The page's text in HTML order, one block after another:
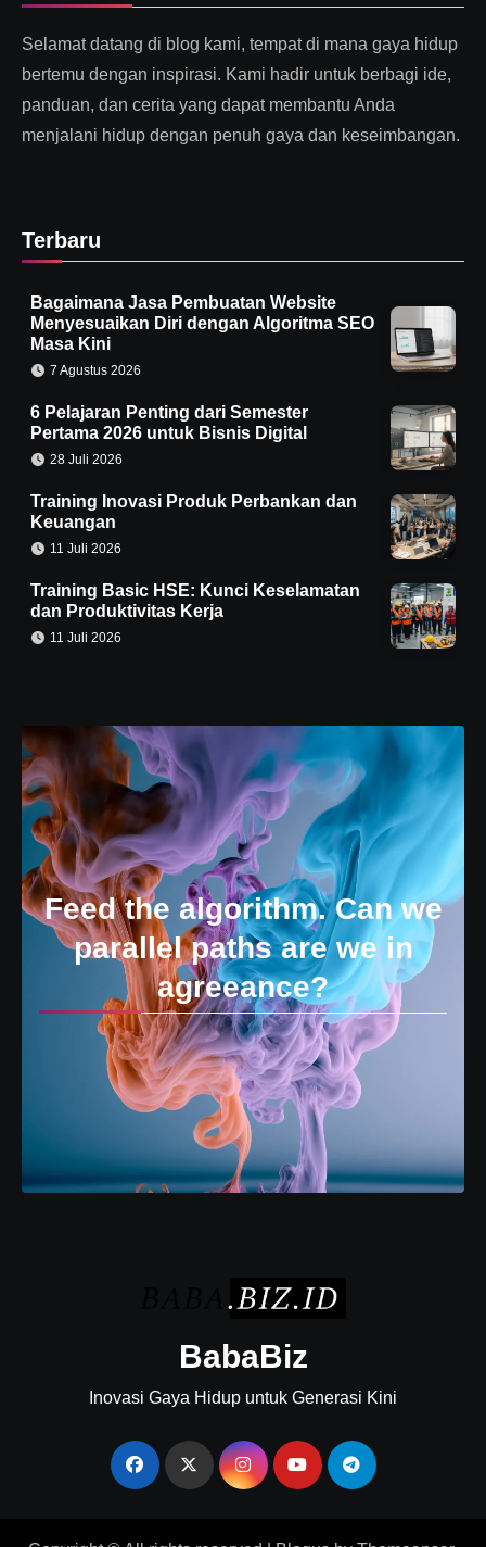
Selamat datang di blog kami, tempat di mana gaya hidup
bertemu dengan inspirasi. Kami hadir untuk berbagi ide,
panduan, dan cerita yang dapat membantu Anda
menjalani hidup dengan penuh gaya dan keseimbangan.
Terbaru
Bagaimana Jasa Pembuatan Website
Menyesuaikan Diri dengan Algoritma SEO
Masa Kini
7 Agustus 2026
6 Pelajaran Penting dari Semester
Pertama 2026 untuk Bisnis Digital
28 Juli 2026
Training Inovasi Produk Perbankan dan
Keuangan
11 Juli 2026
Training Basic HSE: Kunci Keselamatan
dan Produktivitas Kerja
11 Juli 2026
Feed the algorithm. Can we
parallel paths are we in
agreeance?
BabaBiz
Inovasi Gaya Hidup untuk Generasi Kini